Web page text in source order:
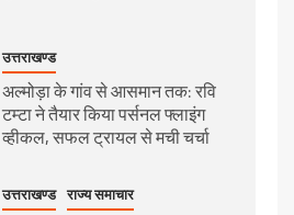
उत्तराखण्ड
अल्मोड़ा के गांव से आसमान तक: रवि
टम्टा ने तैयार किया पर्सनल फ्लाइंग
व्हीकल, सफल ट्रायल से मची चर्चा
उत्तराखण्ड राज्य समाचार